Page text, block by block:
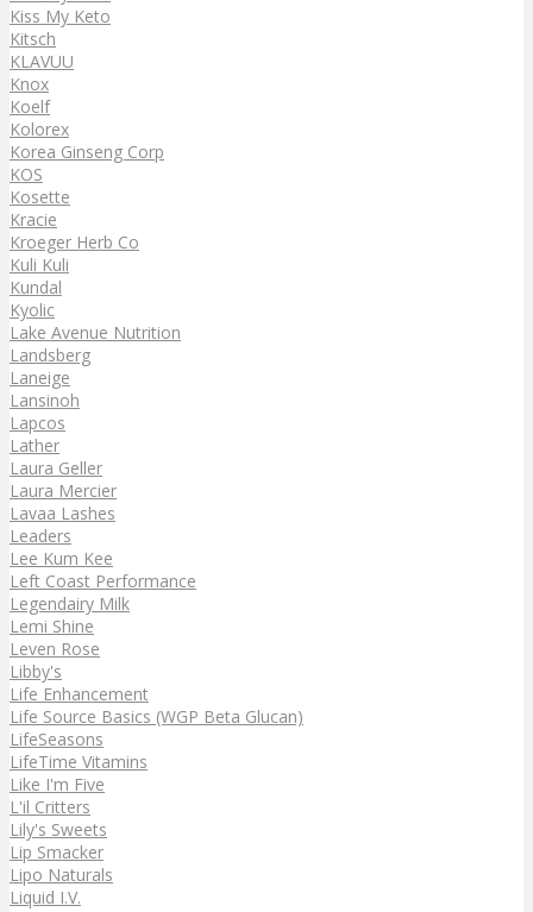
Kiss My Keto
Kitsch
KLAVUU
Knox
Koelf
Kolorex
Korea Ginseng Corp
KOS
Kosette
Kracie
Kroeger Herb Co
Kuli Kuli
Kundal
Kyolic
Lake Avenue Nutrition
Landsberg
Laneige
Lansinoh
Lapcos
Lather
Laura Geller
Laura Mercier
Lavaa Lashes
Leaders
Lee Kum Kee
Left Coast Performance
Legendairy Milk
Lemi Shine
Leven Rose
Libby's
Life Enhancement
Life Source Basics (WGP Beta Glucan)
LifeSeasons
LifeTime Vitamins
Like I'm Five
L'il Critters
Lily's Sweets
Lip Smacker
Lipo Naturals
Liquid I.V.